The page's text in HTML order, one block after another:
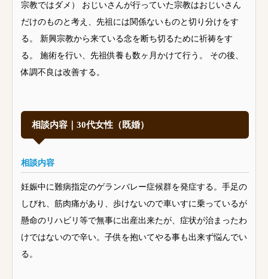
宗教ではダメ） おじいさんが行っていた宗教はおじいさん
だけのものと考え、先祖には関係ないものと切り分けをす
る。 新興宗教から来ている念を断ち切るために祈祷をす
る。 施術を行い、先祖供養も数ヶ月かけて行う。 その後、
体調不良は改善する。
相談内容｜30代女性（既婚）
相談内容
妊娠中に難病指定のゲランバレー症候群を発症する。手足の
しびれ、筋肉痛があり、歩けないので車いすに乗っているが
懸命のリハビリ等で無事に出産出来たが、症状が治まったわ
けではないので辛い。子供を抱いてやる事も出来ず悩んでい
る。